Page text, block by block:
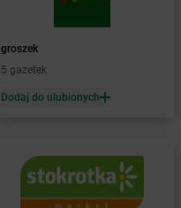
groszek
5 gazetek
Dodaj do ulubionych